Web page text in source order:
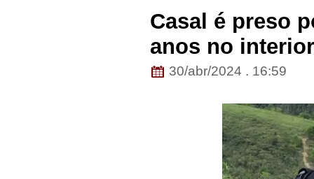
Casal é preso
anos no
30/abr/2024 . 16:59